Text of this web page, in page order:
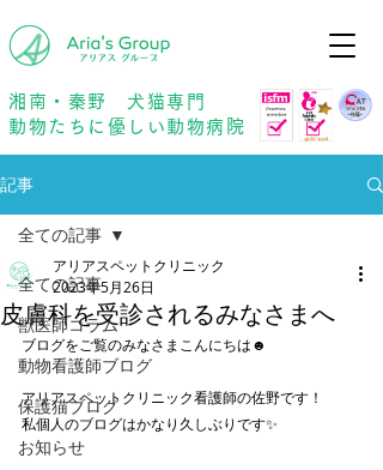
湘南・秦野 犬猫専門
動物たちに優しい動物病院
記事
全ての記事
獣医師コラム
動物看護師ブログ
保護猫ブログ
お知らせ
全ての記事
皮膚科を受診されるみなさまへ
アリアスペットクリニック
2023年5月26日
ブログをご覧のみなさまこんにちは☻
アリアスペットクリニック看護師の佐野です！
私個人のブログはかなり久しぶりです✨